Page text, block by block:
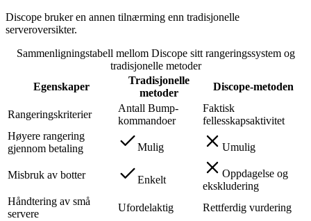
Discope bruker en annen tilnærming enn tradisjonelle
serveroversikter.
Sammenligningstabell mellom Discope sitt rangeringssystem og
tradisjonelle metoder
Egenskaper
Tradisjonelle
metoder
Discope-metoden
Rangeringskriterier
Antall Bump-
kommandoer
Faktisk
fellesskapsaktivitet
Høyere rangering
gjennom betaling
Mulig Umulig
Misbruk av botter Enkelt
Oppdagelse og
ekskludering
Håndtering av små
servere
Ufordelaktig
Rettferdig vurdering